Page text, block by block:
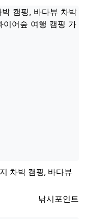
차박 캠핑, 바다뷰
등록자
낚시포인트